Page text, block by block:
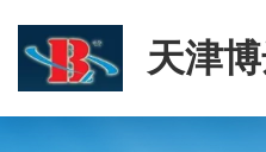
天津